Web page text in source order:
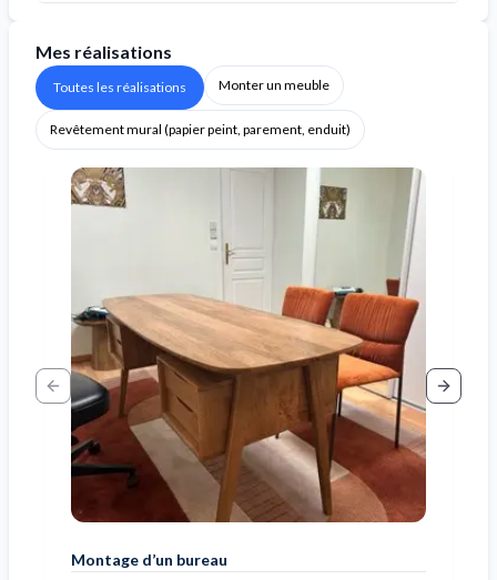
Mes réalisations
Toutes les réalisations Monter un meuble
Revêtement mural (papier peint, parement, enduit)
Montage d’un bureau
Previous slide Next